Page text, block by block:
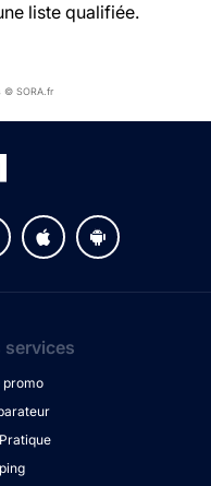
liste qualifiée.
© SORA.fr
services
promo